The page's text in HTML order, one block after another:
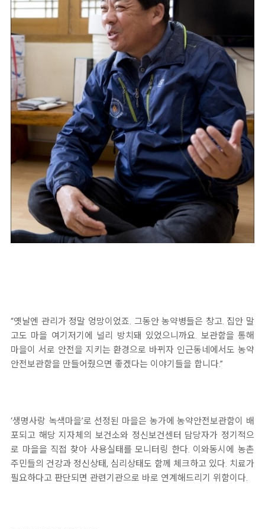
“옛날엔 관리가 정말 엉망이었죠. 그동안 농약병들은 창고. 집안 말
고도 마을 여기저기에 널리 방치돼 있었으니까요. 보관함을 통해
마을이 서로 안전을 지키는 환경으로 바뀌자 인근동네에서도 농약
안전보관함을 만들어줬으면 좋겠다는 이야기들을 합니다.”
‘생명사랑 녹색마을’로 선정된 마을은 농가에 농약안전보관함이 배
포되고 해당 지자체의 보건소와 정신보건센터 담당자가 정기적으
로 마을을 직접 찾아 사용실태를 모니터링 한다. 이와동시에 농촌
주민들의 건강과 정신상태, 심리상태도 함께 체크하고 있다. 치료가
필요하다고 판단되면 관련기관으로 바로 연계해드리기 위함이다.